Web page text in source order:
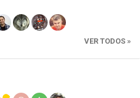
VER TODOS »